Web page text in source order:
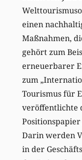
einen
Maßnahmen,
gehört zum
erneuerbarer
zum
Tourismus für
veröffentlichte
Darin werden
in der